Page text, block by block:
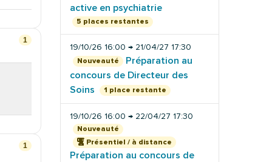
1
1
active en psychiatrie
5 places restantes
19/10/26 16:00 → 21/04/27 17:30
Nouveauté
Préparation au
concours de Directeur des
Soins
1 place restante
19/10/26 16:00 → 22/04/27 17:30
Nouveauté
Présentiel / à distance
Préparation au concours de